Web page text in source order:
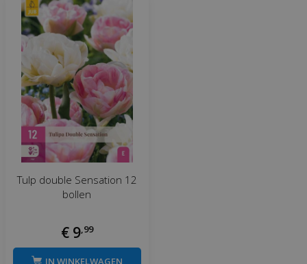
Tulp double Sensation 12
bollen
€ 9,99
IN WINKELWAGEN